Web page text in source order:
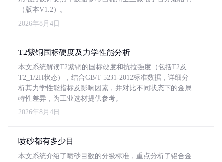
（版本V1.2）。
2026年8月4日
T2紫铜国标硬度及力学性能分析
本文系统解读T2紫铜的国标硬度和抗拉强度（包括T2及
T2_1/2H状态），结合GB/T 5231-2012标准数据，详细分
析其力学性能指标及影响因素，并对比不同状态下的金属
特性差异，为工业选材提供参考。
2026年8月4日
喷砂都有多少目
本文系统介绍了喷砂目数的分级标准，重点分析了铝合金